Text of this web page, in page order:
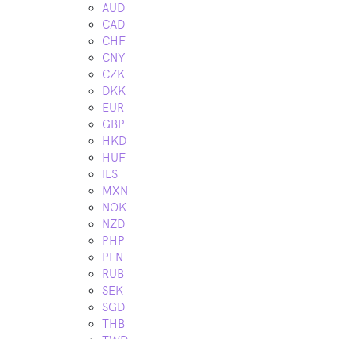
AUD
CAD
CHF
CNY
CZK
DKK
EUR
GBP
HKD
HUF
ILS
MXN
NOK
NZD
PHP
PLN
RUB
SEK
SGD
THB